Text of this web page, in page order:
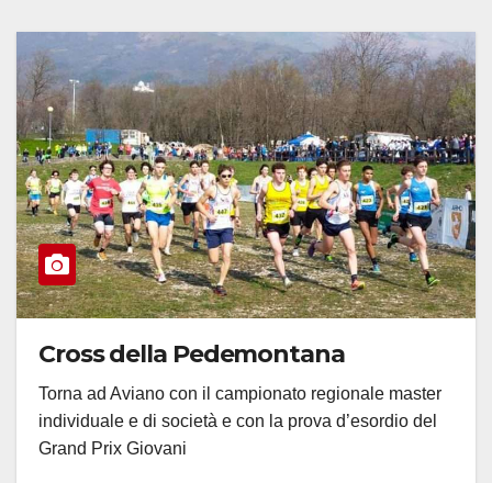
Cross della Pedemontana
Torna ad Aviano con il campionato regionale master
individuale e di società e con la prova d’esordio del
Grand Prix Giovani